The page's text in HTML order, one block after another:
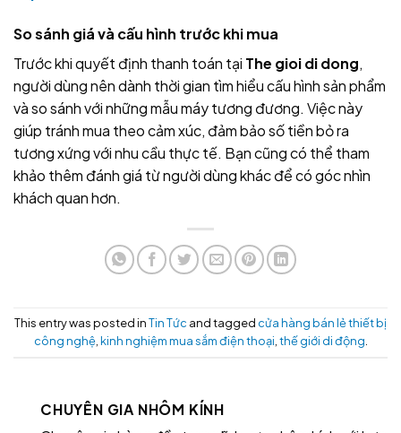
So sánh giá và cấu hình trước khi mua
Trước khi quyết định thanh toán tại The gioi di dong,
người dùng nên dành thời gian tìm hiểu cấu hình sản phẩm
và so sánh với những mẫu máy tương đương. Việc này
giúp tránh mua theo cảm xúc, đảm bảo số tiền bỏ ra
tương xứng với nhu cầu thực tế. Bạn cũng có thể tham
khảo thêm đánh giá từ người dùng khác để có góc nhìn
khách quan hơn.
This entry was posted inTin Tức and tagged cửa hàng bán lẻ thiết bị
công nghệ,kinh nghiệm mua sắm điện thoại,thế giới di động.
CHUYÊN GIA NHÔM KÍNH